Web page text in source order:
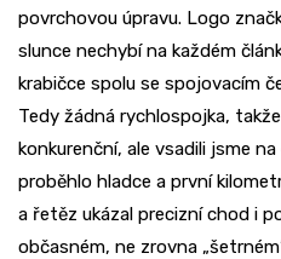
povrchovou úpravu. Logo
slunce nechybí na každém
krabičce spolu se spojovacím
Tedy žádná rychlospojka,
konkurenční, ale vsadili jsme
proběhlo hladce a první
a řetěz ukázal precizní chod i
občasném, ne zrovna